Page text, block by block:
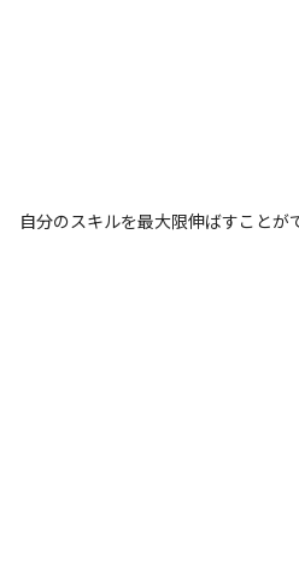
自分のスキルを最大限伸ばすことが